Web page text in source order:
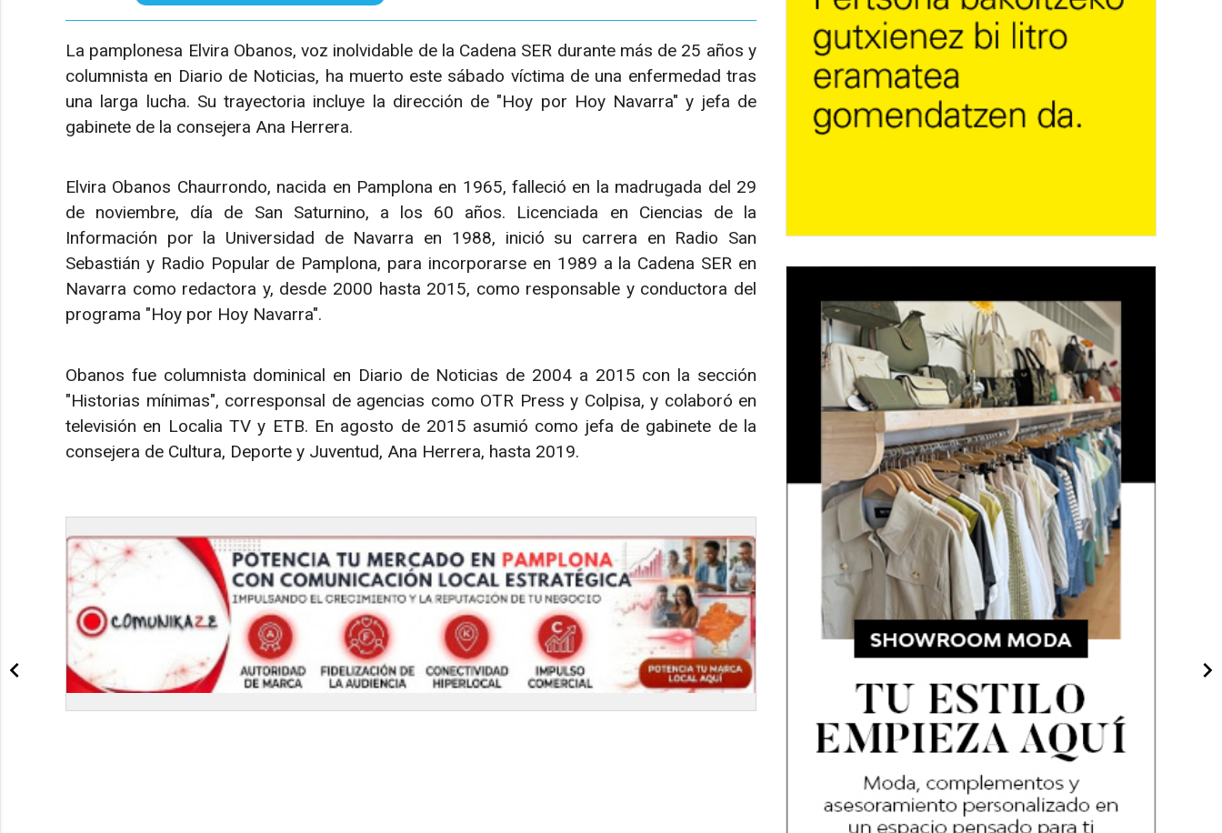
La pamplonesa Elvira Obanos, voz inolvidable de la Cadena SER durante más de 25 años y
columnista en Diario de Noticias, ha muerto este sábado víctima de una enfermedad tras
una larga lucha. Su trayectoria incluye la dirección de "Hoy por Hoy Navarra" y jefa de
gabinete de la consejera Ana Herrera.
Elvira Obanos Chaurrondo, nacida en Pamplona en 1965, falleció en la madrugada del 29
de noviembre, día de San Saturnino, a los 60 años. Licenciada en Ciencias de la
Información por la Universidad de Navarra en 1988, inició su carrera en Radio San
Sebastián y Radio Popular de Pamplona, para incorporarse en 1989 a la Cadena SER en
Navarra como redactora y, desde 2000 hasta 2015, como responsable y conductora del
programa "Hoy por Hoy Navarra".​
Obanos fue columnista dominical en Diario de Noticias de 2004 a 2015 con la sección
"Historias mínimas", corresponsal de agencias como OTR Press y Colpisa, y colaboró en
televisión en Localia TV y ETB. En agosto de 2015 asumió como jefa de gabinete de la
consejera de Cultura, Deporte y Juventud, Ana Herrera, hasta 2019.